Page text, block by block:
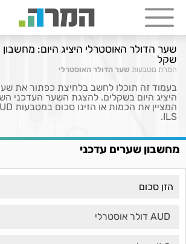
שער הדולר האוסטרלי היציג היום: מחשבון
שקל
המרת מטבעות שער הדולר האוסטרלי
בעמוד זה תוכלו לחשב בלחיצת כפתור את
ILS.
מחשבון שערים עדכני
AUD דולר אוסטרלי